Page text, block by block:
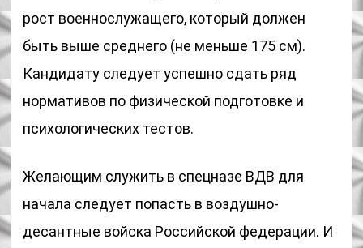
рост военнослужащего, который должен
быть выше среднего (не меньше 175 см).
Кандидату следует успешно сдать ряд
нормативов по физической подготовке и
психологических тестов.
Желающим служить в спецназе ВДВ для
начала следует попасть в воздушно-
десантные войска Российской федерации. И